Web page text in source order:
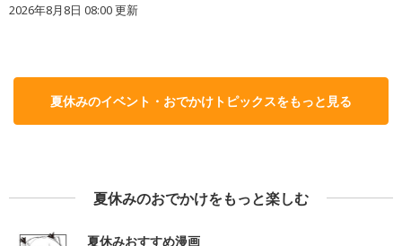
2026年8月8日 08:00更新
夏休みのイベント・おでかけトピックスをもっと見る
夏休みのおでかけをもっと楽しむ
夏休みおすすめ漫画